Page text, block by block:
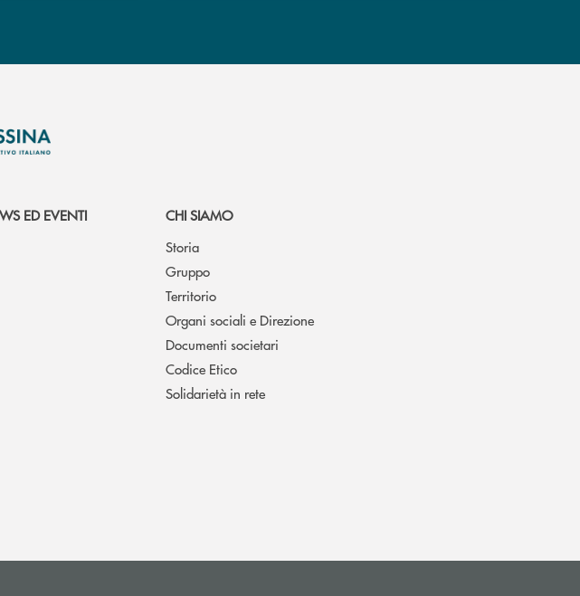
ED EVENTI
CHI SIAMO
Storia
Gruppo
Territorio
Organi sociali e Direzione
Documenti societari
Codice Etico
Solidarietà in rete